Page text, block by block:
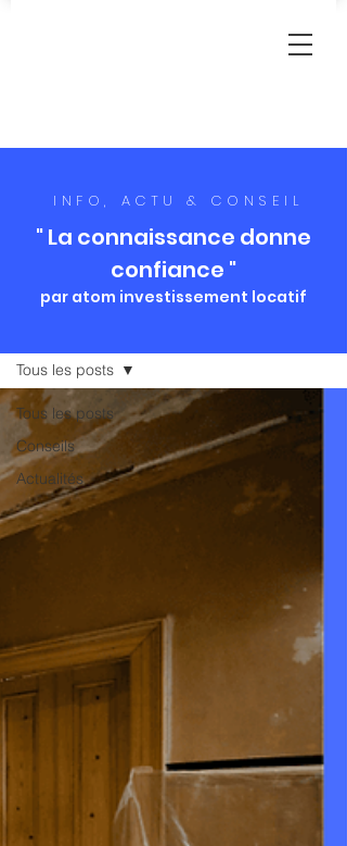
Tous les posts
Conseils
Actualités
Tous les posts
INFO, ACTU & CONSEIL
" La connaissance donne
confiance "
par atom investissement locatif